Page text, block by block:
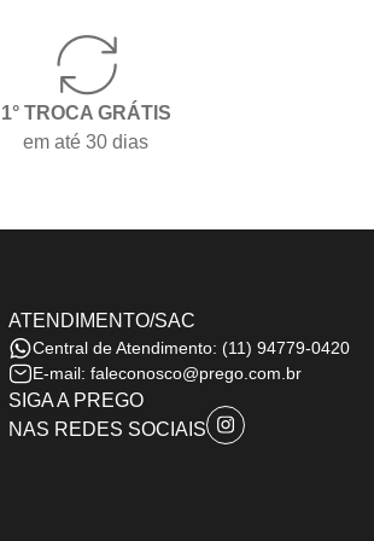
1° TROCA GRÁTIS
em até 30 dias
ATENDIMENTO/SAC
Central de Atendimento: (11) 94779-0420
E-mail: faleconosco@prego.com.br
SIGA A PREGO
NAS REDES SOCIAIS